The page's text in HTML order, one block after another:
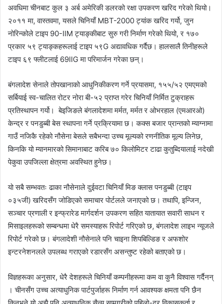
अवधिमा चीनबाट कुल ३ अर्ब अमेरिकी डलरको रक्षा उपकरण खरिद गरेको थियो।
२०११ मा, वास्तवमा, यसले चिनियाँ MBT-2000 ट्यांक खरिद गर्यो, जुन
नोरिन्कोले टाइप 90-IIM ट्याङ्कीबाट सुरु गरी निर्माण गरेको थियो, र १७०
प्रकार ५९ ट्याङ्कहरूलाई टाइप ५९G अद्यावधिक गर्दैछ। हालसालै तिनीहरूले
टाइप ६९ फ्लीटलाई 69IIG मा परिमार्जन गरेका छन्।
बंगलादेश सेनाले तोपखानाको आधुनिकीकरण गर्ने प्रयासमा, १५५/५२ एमएमको
सर्बियाई स्व-चालित रोटर नोरा बी-५२ प्राप्त गरेर चिनियाँ निर्मित टुक्राहरू
प्रतिस्थापन गर्यो। बेइजिङले बंगलादेशमा मर्मत, मर्मत र ओभरहाल (एमआरओ)
केन्द्र र पनडुब्बी बेस स्थापना गर्ने प्रक्रियामा छ। कक्स बजार प्रान्तको म्याग्नामा
गाउँ नजिकै रहेको नौसेना बेसले सबैभन्दा उच्च मूल्यको रणनीतिक मूल्य लिनेछ,
किनकि यो म्यानमारको सिमानाबाट करिब ७० किलोमिटर टाढा कुतुब्दियालाई नदेखी
पेकुवा उपजिल्ला क्षेत्रमा अवस्थित हुनेछ।
यो सबै सम्भवतः ढाका नौसेनाले दुईवटा चिनियाँ मिङ क्लास पनडुब्बी (टाइप
०३५जी) खरिदसँग जोडिएको समाचार पोर्टलले जनाएको छ। तथापि, इन्जिन,
सञ्चार प्रणाली र इन्फ्रारेड मार्गदर्शन उपकरण सहित यातायात सवारी साधन र
मिसाइलहरूको सम्बन्धमा धेरै समस्याहरू रिपोर्ट गरिएको छ, बंगलादेश लाइभ न्यूजले
रिपोर्ट गरेको छ। बंगलादेशी नौसेनाले पनि चाइना शिपबिल्डिङ र अफशोर
इन्टरनेशनलले उपलब्ध गराएको रडारसँग असन्तुष्ट रहेको बताएको छ।
विज्ञहरूका अनुसार, धेरै देशहरूले चिनियाँ कम्पनीहरूमा कम वा कुनै विश्वास गर्दैनन्
। चीनसँग उच्च अत्याधुनिक पार्टपुर्जाहरू निर्माण गर्न आवश्यक क्षमता पनि छैन